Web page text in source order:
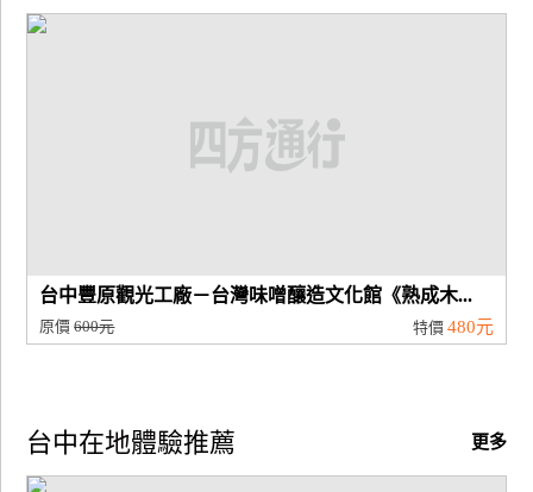
台中豐原觀光工廠－台灣味噌釀造文化館《熟成木...
原價600元 特價 480元
更多
台中在地體驗推薦